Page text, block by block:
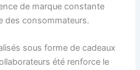
de marque constante
des consommateurs.
sous forme de cadeaux
été renforce le